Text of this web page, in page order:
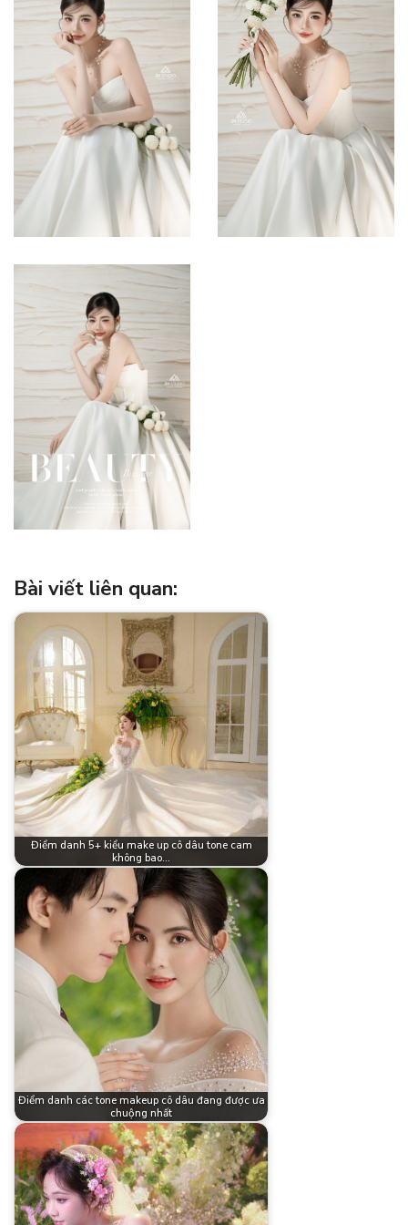
Bài viết liên quan:
Điểm danh 5+ kiểu make up cô dâu tone cam
không bao…
Điểm danh các tone makeup cô dâu đang được ưa
chuộng nhất